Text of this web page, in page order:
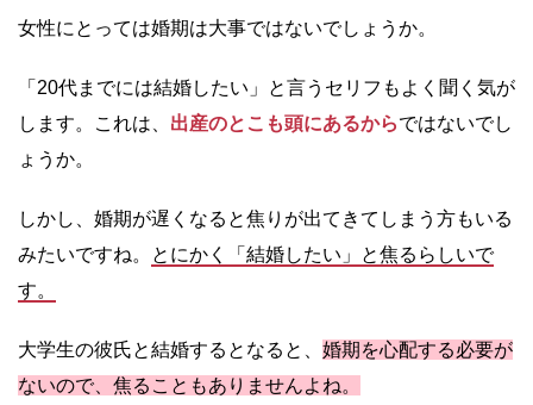
女性にとっては婚期は大事ではないでしょうか。
「20代までには結婚したい」と言うセリフもよく聞く気が
します。これは、 出産のとこも頭にあるからではないでし
ょうか。
しかし、婚期が遅くなると焦りが出てきてしまう方もいる
みたいですね。
とにかく「結婚したい」と焦るらしいで
す。
大学生の彼氏と結婚するとなると、 婚期を心配する必要が
ないので、焦ることもありませんよね。